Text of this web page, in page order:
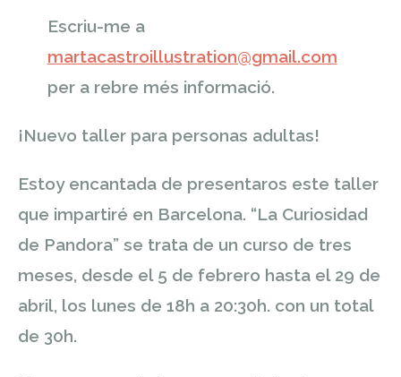
Escriu-me a
martacastroillustration@gmail.com
per a rebre més informació.
¡Nuevo taller para personas adultas!
Estoy encantada de presentaros este taller
que impartiré en Barcelona. “La Curiosidad
de Pandora” se trata de un curso de tres
meses, desde el 5 de febrero hasta el 29 de
abril, los lunes de 18h a 20:30h. con un total
de 30h.